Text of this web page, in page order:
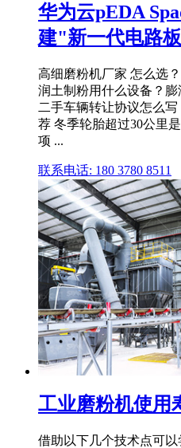
华为云pEDA
建"新一代电路
高细磨粉机厂家 怎么选
润土制粉用什么设备？膨
二手车辆转让协议怎么
荐 冬季轮胎超过30公里
项 ...
联系电话: 180 3780 8511
工业磨粉机使用
借助以下几个技术点可